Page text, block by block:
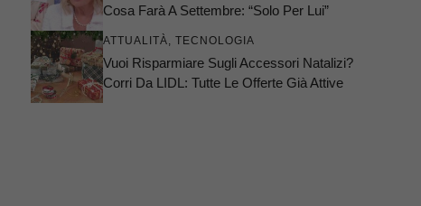
Cosa Farà A Settembre: “Solo Per Lui”
ATTUALITÀ, TECNOLOGIA
Vuoi Risparmiare Sugli Accessori Natalizi?
Corri Da LIDL: Tutte Le Offerte Già Attive